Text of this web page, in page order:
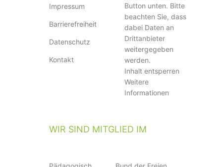
Impressum
Barrierefreiheit
Datenschutz
Kontakt
Button unten. Bitte
beachten Sie, dass
dabei Daten an
Drittanbieter
weitergegeben
werden.
Inhalt entsperren
Weitere
Informationen
WIR SIND MITGLIED IM